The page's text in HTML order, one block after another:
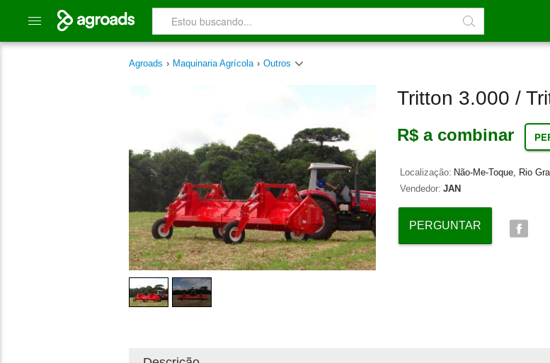
Agroads › Maquinaria Agrícola › Outros
Tritton 3.000 /
R$ a combinar
Localização: Não-Me-Toque, Rio
Vendedor: JAN
PERGUNTAR